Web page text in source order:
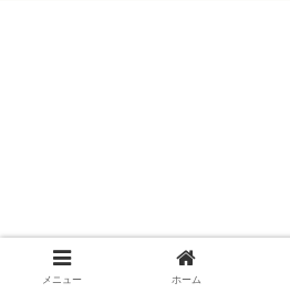
メニュー ホーム